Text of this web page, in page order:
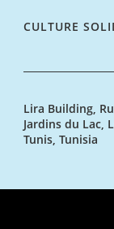
CULTURE
Lira Building,
Jardins du Lac,
Tunis, Tunisia